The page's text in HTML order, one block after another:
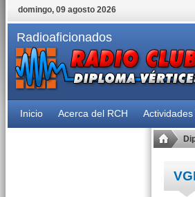
domingo, 09 agosto 2026
Radioaficionados
Inicio Acerca del RCH Actividades